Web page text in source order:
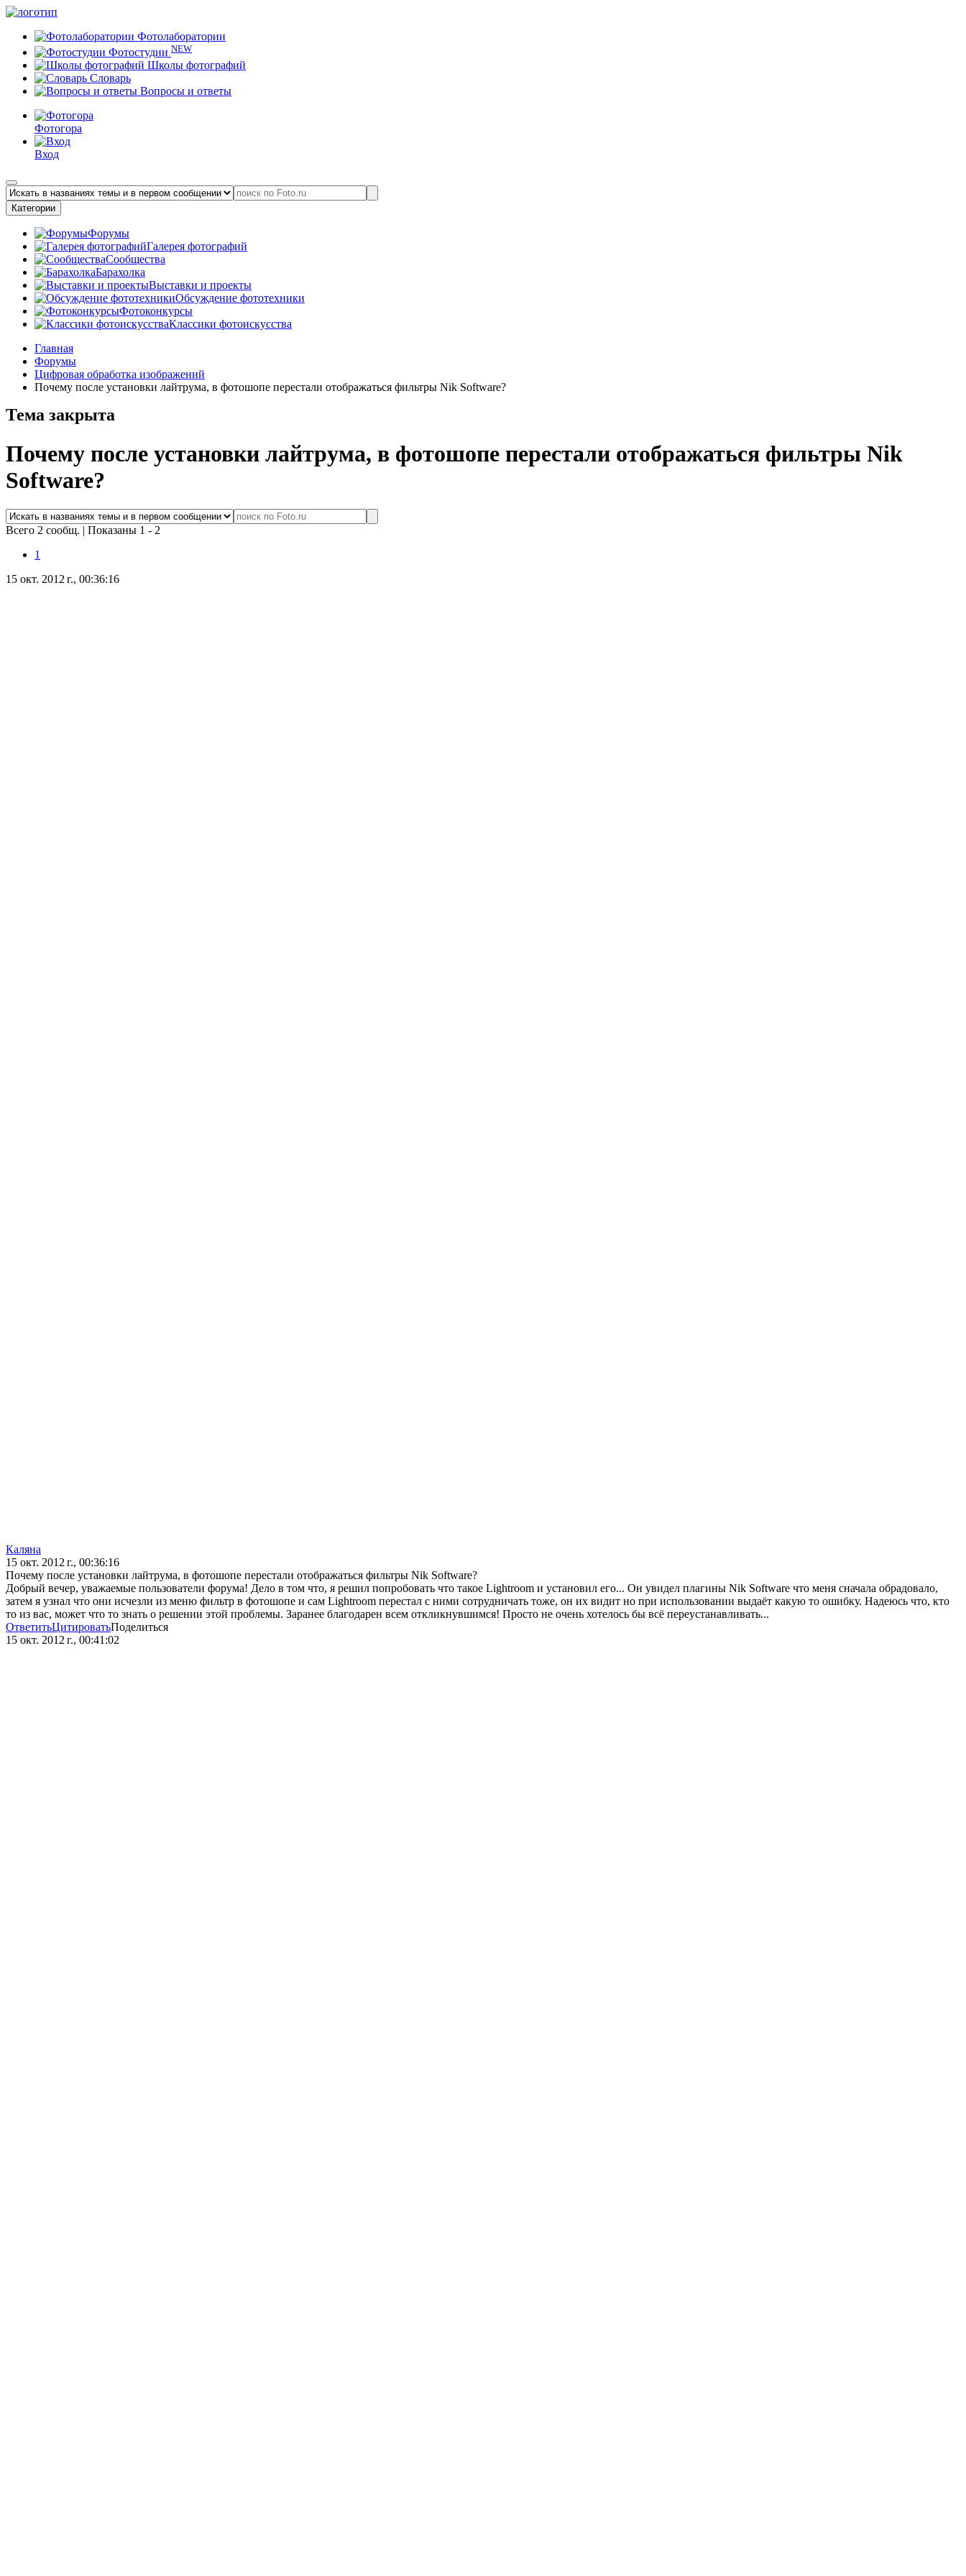
Фотолаборатории
Фотостудии NEW
Школы фотографий
Словарь
Вопросы и ответы
Фотогора
Вход
Категории
Форумы
Галерея фотографий
Сообщества
Барахолка
Выставки и проекты
Обсуждение фототехники
Фотоконкурсы
Классики фотоискусства
Главная
Форумы
Цифровая обработка изображений
Почему после установки лайтрума, в фотошопе перестали отображаться фильтры Nik Software?
Тема закрыта
Почему после установки лайтрума, в фотошопе перестали отображаться фильтры Nik
Software?
Всего 2 сообщ. | Показаны 1 - 2
1
15 окт. 2012 г., 00:36:16
Каляна
15 окт. 2012 г., 00:36:16
Почему после установки лайтрума, в фотошопе перестали отображаться фильтры Nik Software?
Добрый вечер, уважаемые пользователи форума! Дело в том что, я решил попробовать что такое Lightroom и установил его... Он увидел плагины Nik Software что меня сначала обрадовало,
затем я узнал что они исчезли из меню фильтр в фотошопе и сам Lightroom перестал с ними сотрудничать тоже, он их видит но при использовании выдаёт какую то ошибку. Надеюсь что, кто
то из вас, может что то знать о решении этой проблемы. Заранее благодарен всем откликнувшимся! Просто не очень хотелось бы всё переустанавливать...
ОтветитьЦитироватьПоделиться
15 окт. 2012 г., 00:41:02